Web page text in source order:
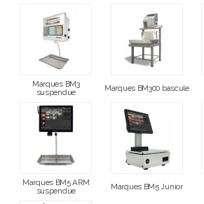
Marques BM3
suspendue
Marques BM300 bascule
Marques BM5 ARM
suspendue
Marques BM5 Junior